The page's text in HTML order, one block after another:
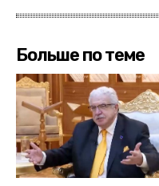
Больше по теме